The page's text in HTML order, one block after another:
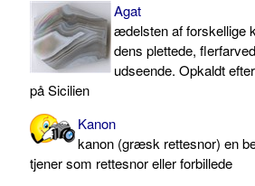
Agat
ædelsten af forskellige
dens plettede,
udseende. Opkaldt
på Sicilien
Kanon
kanon (græsk rettesnor) en
tjener som rettesnor eller forbillede